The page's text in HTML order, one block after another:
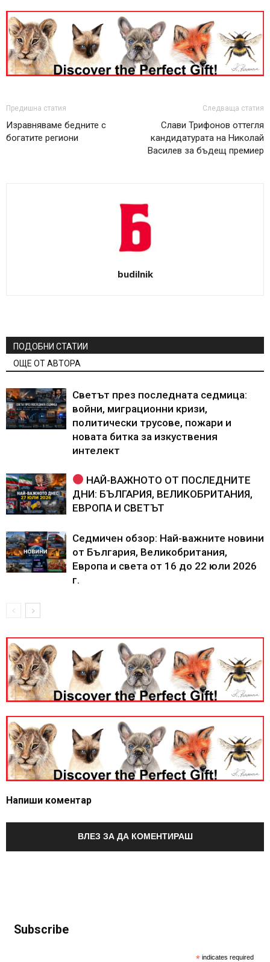
Предишна статия
Изравняваме бедните с
богатите региони
Следваща статия
Слави Трифонов оттегля
кандидатурата на Николай
Василев за бъдещ премиер
budilnik
ПОДОБНИ СТАТИИ
ОЩЕ ОТ АВТОРА
Светът през последната седмица:
войни, миграционни кризи,
политически трусове, пожари и
новата битка за изкуствения
интелект
НАЙ-ВАЖНОТО ОТ ПОСЛЕДНИТЕ
ДНИ: БЪЛГАРИЯ, ВЕЛИКОБРИТАНИЯ,
ЕВРОПА И СВЕТЪТ
Седмичен обзор: Най-важните новини
от България, Великобритания,
Европа и света от 16 до 22 юли 2026
г.
Напиши коментар
ВЛЕЗ ЗА ДА КОМЕНТИРАШ
Subscribe
* indicates required